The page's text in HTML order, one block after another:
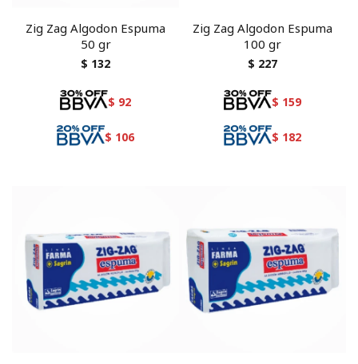
Zig Zag Algodon Espuma
50 gr
$ 132
$ 92
$ 106
Zig Zag Algodon Espuma
100 gr
$ 227
$ 159
$ 182